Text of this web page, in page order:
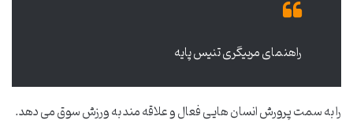
راهنمای مربیگری تنیس پایه
را به سمت پرورش انسان هایی فعال و علاقه مند به ورزش سوق می دهد.